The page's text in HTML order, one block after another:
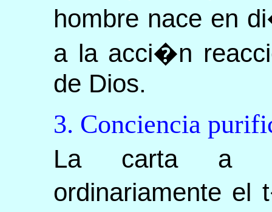
hombre nace en
a la acci�n
de Dios.
3. Conciencia
La carta a
ordinariamente el